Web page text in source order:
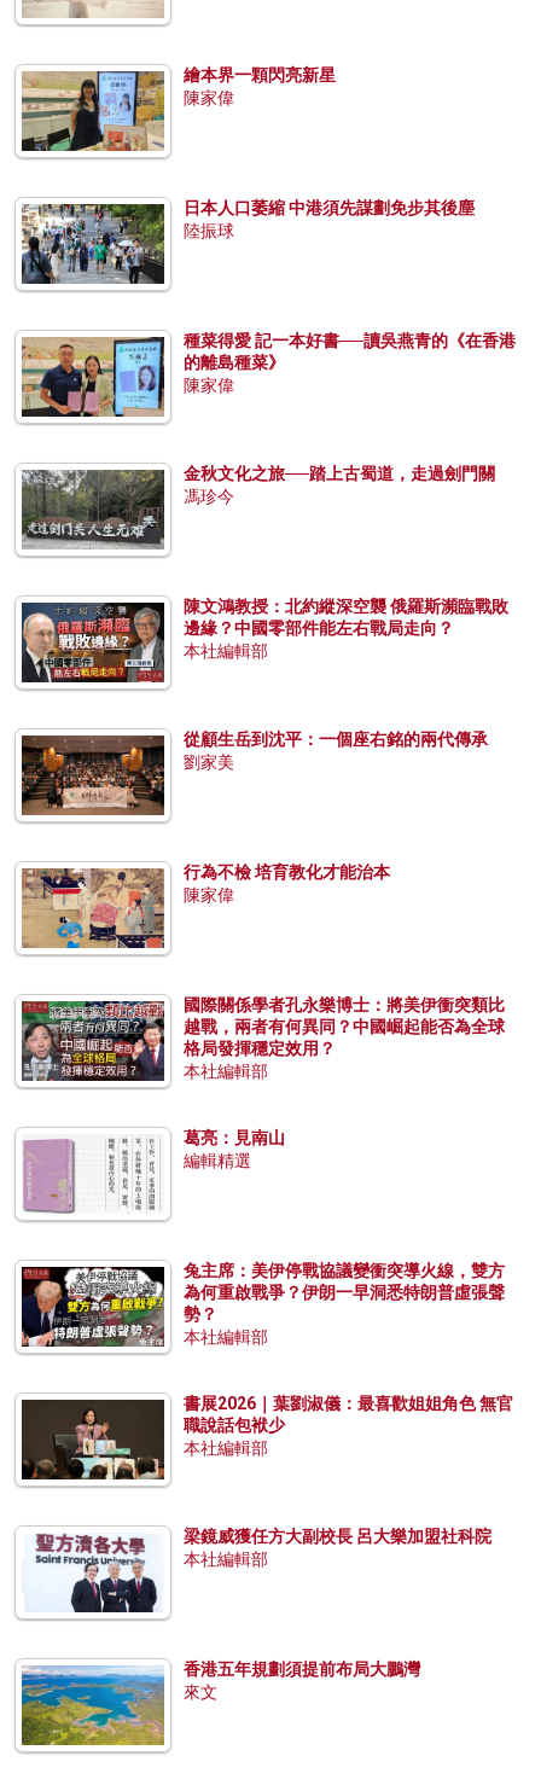
繪本界一顆閃亮新星
陳家偉
日本人口萎縮 中港須先謀劃免步其後塵
陸振球
種菜得愛 記一本好書──讀吳燕青的《在香港
的離島種菜》
陳家偉
金秋文化之旅──踏上古蜀道，走過劍門關
馮珍今
陳文鴻教授：北約縱深空襲 俄羅斯瀕臨戰敗
邊緣？中國零部件能左右戰局走向？
本社編輯部
從顧生岳到沈平：一個座右銘的兩代傳承
劉家美
行為不檢 培育教化才能治本
陳家偉
國際關係學者孔永樂博士：將美伊衝突類比
越戰，兩者有何異同？中國崛起能否為全球
格局發揮穩定效用？
本社編輯部
葛亮：見南山
編輯精選
兔主席：美伊停戰協議變衝突導火線，雙方
為何重啟戰爭？伊朗一早洞悉特朗普虛張聲
勢？
本社編輯部
書展2026｜葉劉淑儀：最喜歡姐姐角色 無官
職說話包袱少
本社編輯部
梁鏡威獲任方大副校長 呂大樂加盟社科院
本社編輯部
香港五年規劃須提前布局大鵬灣
來文